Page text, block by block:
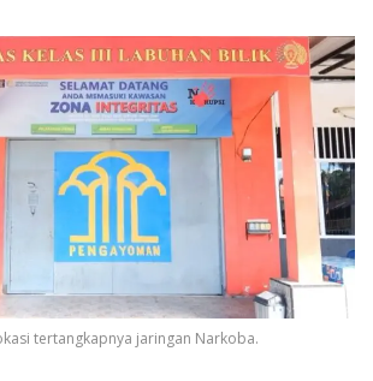
tertangkapnya jaringan Narkoba.